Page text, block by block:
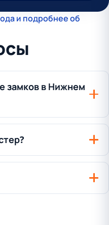
и подробнее об
замков в Нижнем